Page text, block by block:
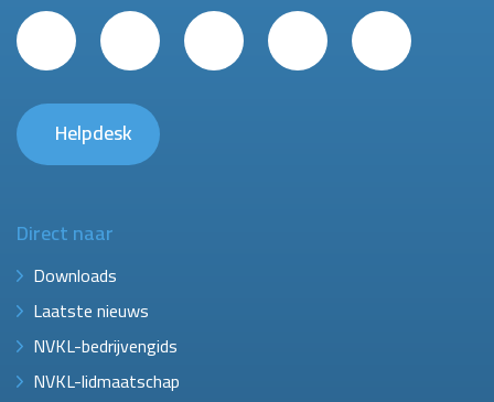
Helpdesk
Direct naar
Downloads
Laatste nieuws
NVKL-bedrijvengids
NVKL-lidmaatschap